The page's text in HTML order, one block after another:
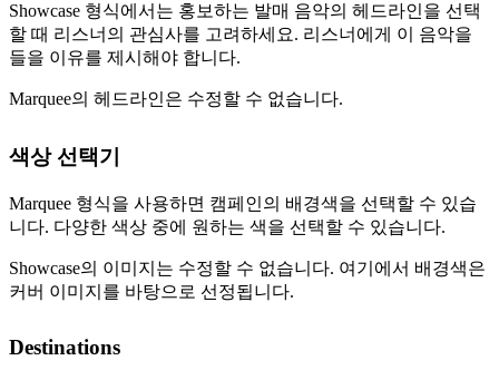
Showcase 형식에서는 홍보하는 발매 음악의 헤드라인을 선택
할 때 리스너의 관심사를 고려하세요. 리스너에게 이 음악을
들을 이유를 제시해야 합니다.
Marquee의 헤드라인은 수정할 수 없습니다.
색상 선택기
Marquee 형식을 사용하면 캠페인의 배경색을 선택할 수 있습
니다. 다양한 색상 중에 원하는 색을 선택할 수 있습니다.
Showcase의 이미지는 수정할 수 없습니다. 여기에서 배경색은
커버 이미지를 바탕으로 선정됩니다.
Destinations